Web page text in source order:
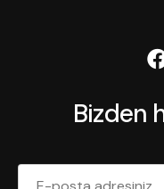
Bizden
E-posta adresiniz